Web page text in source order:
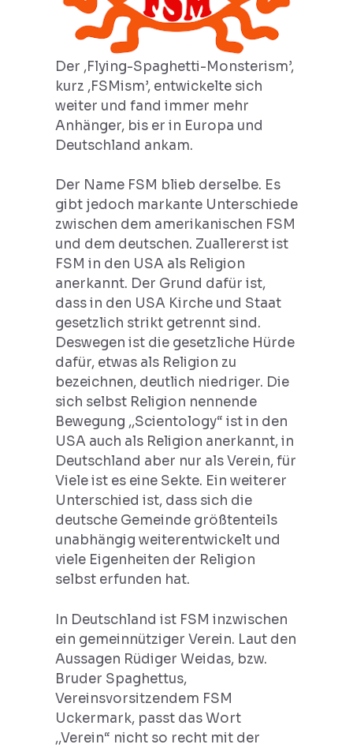
Der ,Flying-Spaghetti-Monsterism’,
kurz ,FSMism’, entwickelte sich
weiter und fand immer mehr
Anhänger, bis er in Europa und
Deutschland ankam.
Der Name FSM blieb derselbe. Es
gibt jedoch markante Unterschiede
zwischen dem amerikanischen FSM
und dem deutschen. Zuallererst ist
FSM in den USA als Religion
anerkannt. Der Grund dafür ist,
dass in den USA Kirche und Staat
gesetzlich strikt getrennt sind.
Deswegen ist die gesetzliche Hürde
dafür, etwas als Religion zu
bezeichnen, deutlich niedriger. Die
sich selbst Religion nennende
Bewegung ,,Scientology“ ist in den
USA auch als Religion anerkannt, in
Deutschland aber nur als Verein, für
Viele ist es eine Sekte. Ein weiterer
Unterschied ist, dass sich die
deutsche Gemeinde größtenteils
unabhängig weiterentwickelt und
viele Eigenheiten der Religion
selbst erfunden hat.
In Deutschland ist FSM inzwischen
ein gemeinnütziger Verein. Laut den
Aussagen Rüdiger Weidas, bzw.
Bruder Spaghettus,
Vereinsvorsitzendem FSM
Uckermark, passt das Wort
,,Verein“ nicht so recht mit der